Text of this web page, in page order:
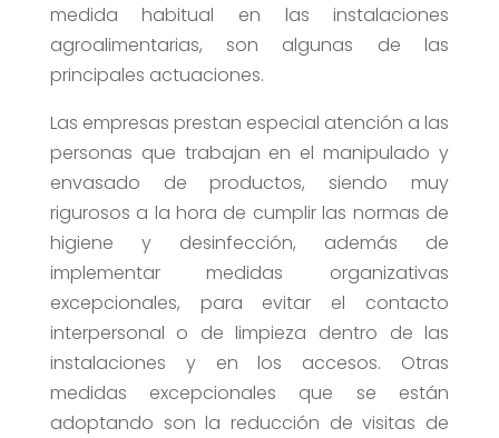
medida habitual en las instalaciones
agroalimentarias, son algunas de las
principales actuaciones.
Las empresas prestan especial atención a las
personas que trabajan en el manipulado y
envasado de productos, siendo muy
rigurosos a la hora de cumplir las normas de
higiene y desinfección, además de
implementar medidas organizativas
excepcionales, para evitar el contacto
interpersonal o de limpieza dentro de las
instalaciones y en los accesos. Otras
medidas excepcionales que se están
adoptando son la reducción de visitas de